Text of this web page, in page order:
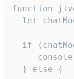
function
let
if
  } else {